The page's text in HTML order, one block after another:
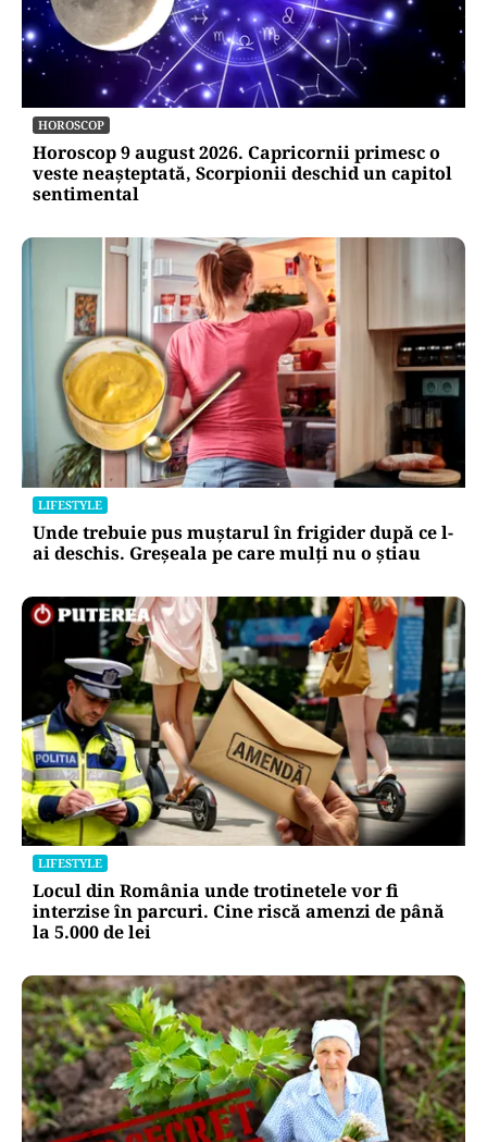
Zile libere rămase în 2026. Când se mai poate
face punte până la finalul anului
HOROSCOP
Horoscop 9 august 2026. Capricornii primesc o
veste neașteptată, Scorpionii deschid un capitol
sentimental
LIFESTYLE
Unde trebuie pus muștarul în frigider după ce l-
ai deschis. Greșeala pe care mulți nu o știau